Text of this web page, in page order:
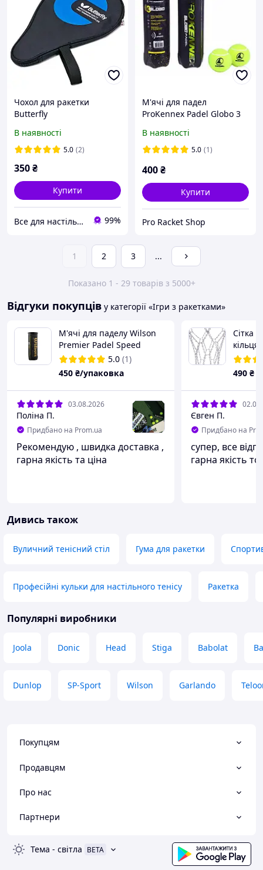
Чохол для ракетки
Butterfly
В наявності
5.0 (2)
350₴
Купити
Все для настільного тенісу 99%
М'ячі для падел
ProKennex Padel Globo 3
В наявності
5.0 (1)
400₴
Купити
Pro Racket Shop
1 2 3 ...
Показано 1 - 29 товарів з 5000+
Відгуки покупців у категорії «Ігри з ракетками»
М'ячі для паделу Wilson
Premier Padel Speed
5.0 (1)
450 ₴/упаковка
03.08.2026
Поліна П.
Придбано на Prom.ua
Рекомендую , швидка доставка ,
гарна якість та ціна
Сітка
S-R6
490 ₴
Євген П.
Придбано на
супер, все
гарна якість
Дивись також
Вуличний тенісний стіл Гума для ракетки
Професійні кульки для настільного тенісу Ракетка
Популярні виробники
Joola Donic Head Stiga Babolat
Dunlop SP-Sport Wilson Garlando
Покупцям
Продавцям
Про нас
Партнери
Тема - світла BETA